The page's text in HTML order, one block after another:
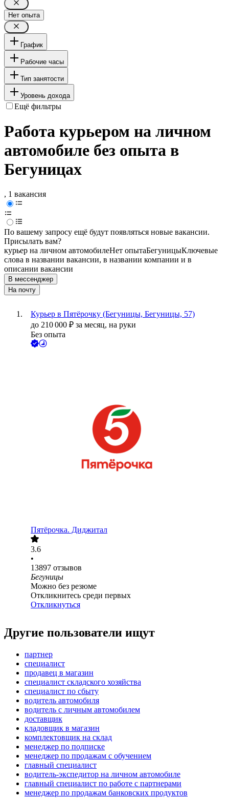
Нет опыта
График
Рабочие часы
Тип занятости
Уровень дохода
Ещё фильтры
Работа курьером на личном
автомобиле без опыта в
Бегуницах
, 1 вакансия
По вашему запросу ещё будут появляться новые вакансии.
Присылать вам?
курьер на личном автомобилеНет опытаБегуницыКлючевые
слова в названии вакансии, в названии компании и в
описании вакансии
В мессенджер
На почту
Курьер в Пятёрочку (Бегуницы, Бегуницы, 57)
до 210 000 ₽ за месяц, на руки
Без опыта
Пятёрочка. Диджитал
3.6
•
13897 отзывов
Бегуницы
Можно без резюме
Откликнитесь среди первых
Откликнуться
Другие пользователи ищут
партнер
специалист
продавец в магазин
специалист складского хозяйства
специалист по сбыту
водитель автомобиля
водитель с личным автомобилем
доставщик
кладовщик в магазин
комплектовщик на склад
менеджер по подписке
менеджер по продажам с обучением
главный специалист
водитель-экспедитор на личном автомобиле
главный специалист по работе с партнерами
менеджер по продажам банковских продуктов